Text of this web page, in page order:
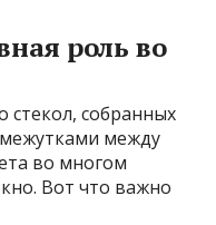
роль во
стекол, собранных
между
во многом
Вот что важно